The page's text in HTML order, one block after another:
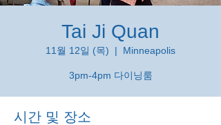
Tai Ji Quan
11월 12일 (목)
  |
Minneapolis
3pm-4pm 다이닝룸
시간 및 장소